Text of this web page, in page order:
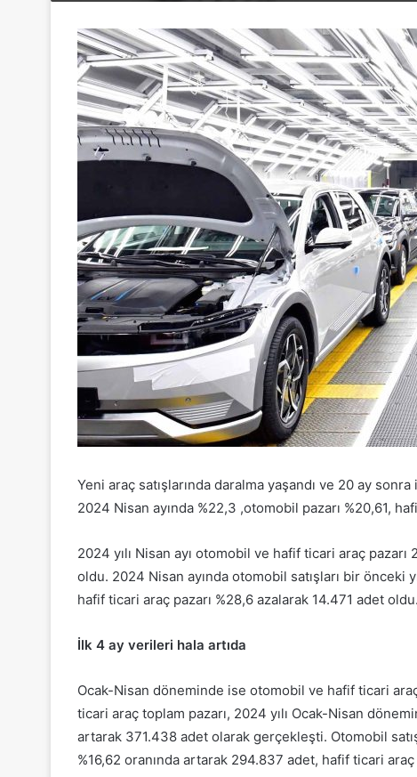
Yeni araç satışlarında daralma yaşandı ve 20 ay
2024 Nisan ayında %22,3 ,otomobil pazarı %20,61,
2024 yılı Nisan ayı otomobil ve hafif ticari araç
oldu. 2024 Nisan ayında otomobil satışları bir önceki
hafif ticari araç pazarı %28,6 azalarak 14.471 adet oldu.
İlk 4 ay verileri hala artıda
Ocak-Nisan döneminde ise otomobil ve hafif ticari
ticari araç toplam pazarı, 2024 yılı Ocak-Nisan
artarak 371.438 adet olarak gerçekleşti. Otomobil
%16,62 oranında artarak 294.837 adet, hafif ticari